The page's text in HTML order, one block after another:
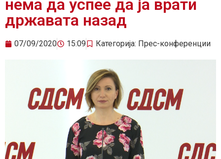
нема да успее да ја врати
државата назад
07/09/2020 15:09 Категорија: Прес-конференции